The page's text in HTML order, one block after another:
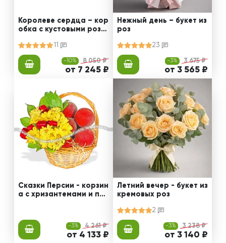
Королеве сердца – кор
обка с кустовыми роза
11
-10% 8 050 ₽
от 7 245 ₽
Нежный день – букет из
роз
23
-3% 3 675 ₽
от 3 565 ₽
Сказки Персии - корзин
а с хризантемами и пер
-3% 4 261 ₽
от 4 133 ₽
Летний вечер - букет из
кремовых роз
2
-3% 3 238 ₽
от 3 140 ₽